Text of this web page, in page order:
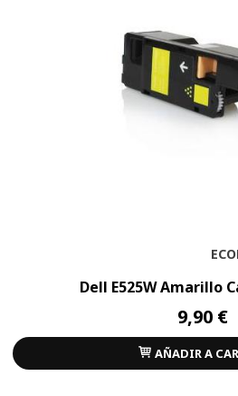
Dell E525W Amarillo
9,90 €
AÑADIR A